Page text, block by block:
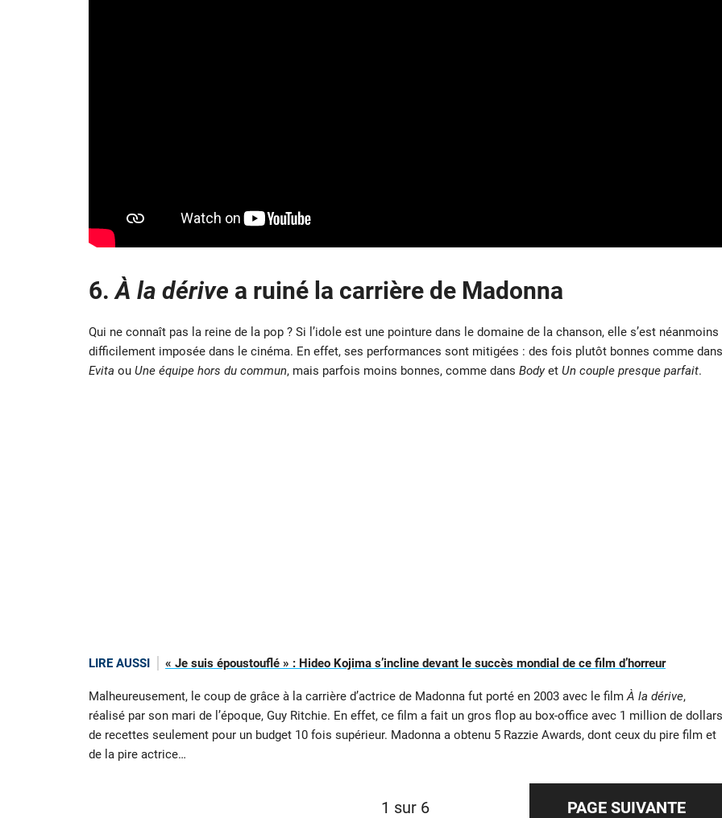
6.À la dérive a ruiné la carrière de Madonna
Qui ne connaît pas la reine de la pop ? Si l’idole est une pointure dans le domaine de la chanson, elle s’est néanmoins
difficilement imposée dans le cinéma. En effet, ses performances sont mitigées : des fois plutôt bonnes comme dans
Evita ou Une équipe hors du commun, mais parfois moins bonnes, comme dans Bodyet Un couple presque parfait.
LIRE AUSSI « Je suis époustouflé » : Hideo Kojima s’incline devant le succès mondial de ce film d’horreur
Malheureusement, le coup de grâce à la carrière d’actrice de Madonna fut porté en 2003 avec le filmÀ la dérive,
réalisé par son mari de l’époque, Guy Ritchie. En effet, ce film a fait un gros flop au box-office avec 1 million de dollars
de recettes seulement pour un budget 10 fois supérieur. Madonna a obtenu 5 Razzie Awards, dont ceux du pire film et
de la pire actrice…
1 sur 6 PAGE SUIVANTE